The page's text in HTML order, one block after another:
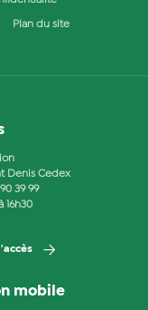
Plan du site
Denis Cedex
39 99
16h30
mobile